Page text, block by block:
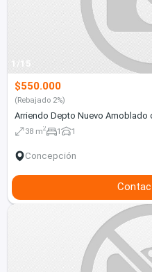
1/15
$550.000
(Rebajado 2%)
Arriendo Depto Nuevo Amoblado
38 m2 1 1
Concepción